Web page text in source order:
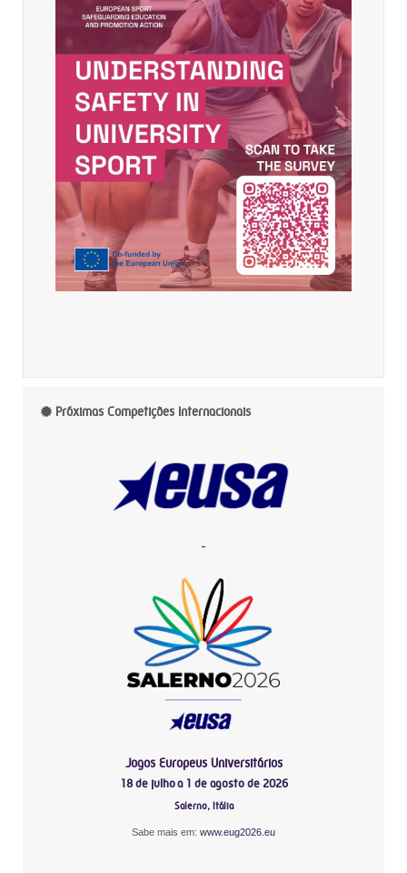
Próximas Competições Internacionais
-
Jogos Europeus Universitários
18 de julho a 1 de agosto de 2026
Salerno, Itália
Sabe mais em: www.eug2026.eu